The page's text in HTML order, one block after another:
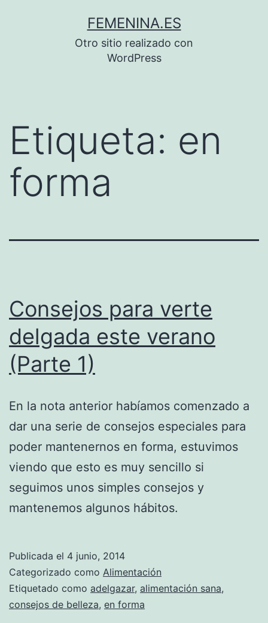
FEMENINA.ES
Otro sitio realizado con
WordPress
Etiqueta: en
forma
Consejos para verte
delgada este verano
(Parte 1)
En la nota anterior habíamos comenzado a
dar una serie de consejos especiales para
poder mantenernos en forma, estuvimos
viendo que esto es muy sencillo si
seguimos unos simples consejos y
mantenemos algunos hábitos.
Publicada el 4 junio, 2014
Categorizado como Alimentación
Etiquetado como adelgazar, alimentación sana,
consejos de belleza, en forma